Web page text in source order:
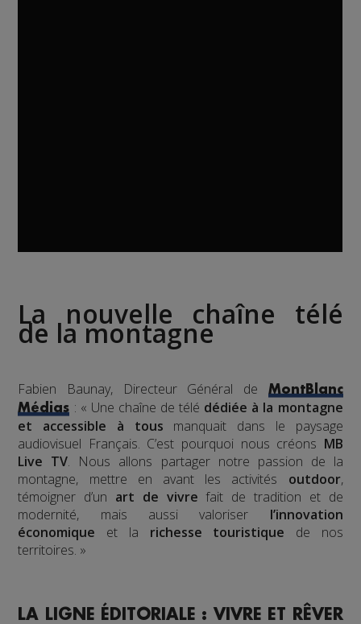
La nouvelle chaîne télé
de la montagne
Fabien Baunay, Directeur Général de
MontBlanc
Médias : « Une chaîne de télé dédiée à la montagne
et accessible à tous manquait dans le paysage
audiovisuel Français. C’est pourquoi nous créons MB
Live TV. Nous allons partager notre passion de la
montagne, mettre en avant les activités outdoor,
témoigner d’un art de vivre fait de tradition et de
modernité, mais aussi valoriser l’innovation
économique et la richesse touristique de nos
territoires. »
LA LIGNE ÉDITORIALE : VIVRE ET RÊVER